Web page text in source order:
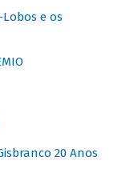
Lobos e os
20 Anos